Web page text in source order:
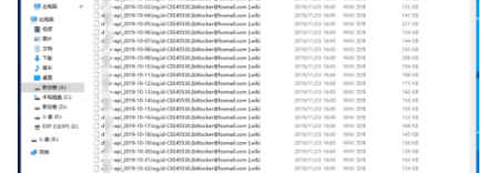
关
于
盘
首